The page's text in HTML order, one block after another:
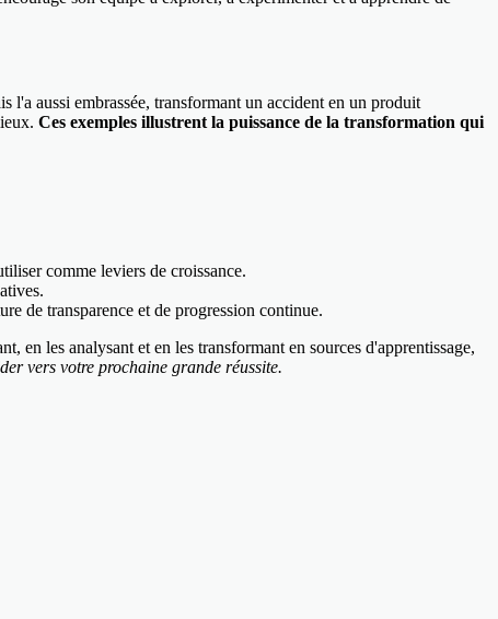
l'a aussi embrassée, transformant un accident en un produit
Ces exemples illustrent la puissance de la transformation qui
comme leviers de croissance.
de transparence et de progression continue.
en les analysant et en les transformant en sources d'apprentissage,
vers votre prochaine grande réussite.